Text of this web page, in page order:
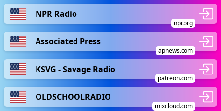
NPR Radio
npr.org
Associated Press
apnews.com
KSVG - Savage Radio
patreon.com
OLDSCHOOLRADIO
mixcloud.com